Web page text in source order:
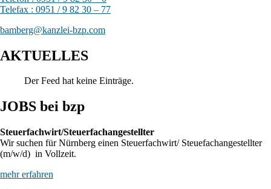
Telefax : 0951 / 9 82 30 – 77
bamberg@kanzlei-bzp.com
AKTUELLES
Der Feed hat keine Einträge.
JOBS bei bzp
Steuerfachwirt/Steuerfachangestellter
Wir suchen für Nürnberg einen Steuerfachwirt/ Steuefachangestellter
(m/w/d) in Vollzeit.
mehr erfahren